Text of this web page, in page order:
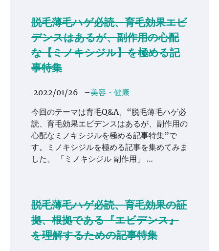
脱毛薄毛ハゲ必読、育毛効果エビ
デンスはあるが、副作用の心配
な【ミノキシジル】を極める記
事特集
2022/01/26 –美容・健康
今回のテーマは育毛Q&A、“脱毛薄毛ハゲ必
読、育毛効果エビデンスはあるが、副作用の
心配なミノキシジルを極める記事特集”で
す。ミノキシジルを極める記事を集めてみま
した。 「ミノキシジル 副作用」 …
脱毛薄毛ハゲ必読、育毛効果の証
拠、根拠である『エビデンス』
を理解するための記事特集